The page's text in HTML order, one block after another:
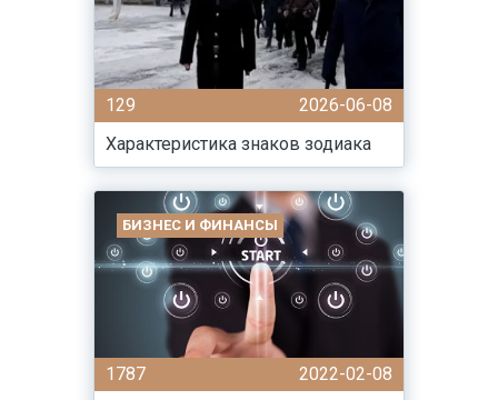
129
2026-06-08
Характеристика знаков зодиака
БИЗНЕС И ФИНАНСЫ
1787 2022-02-08